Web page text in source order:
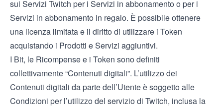
sui Servizi Twitch per i Servizi in abbonamento o per i
Servizi in abbonamento in regalo. È possibile ottenere
una licenza limitata e il diritto di utilizzare i Token
acquistando i Prodotti e Servizi aggiuntivi.
I Bit, le Ricompense e i Token sono definiti
collettivamente “Contenuti digitali”. L’utilizzo dei
Contenuti digitali da parte dell’Utente è soggetto alle
Condizioni per l’utilizzo del serviziodi Twitch, inclusa la